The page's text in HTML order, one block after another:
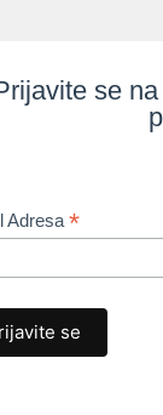
se
Adresa *